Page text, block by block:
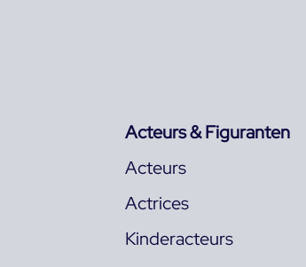
Acteurs & Figuranten
Acteurs
Actrices
Kinderacteurs